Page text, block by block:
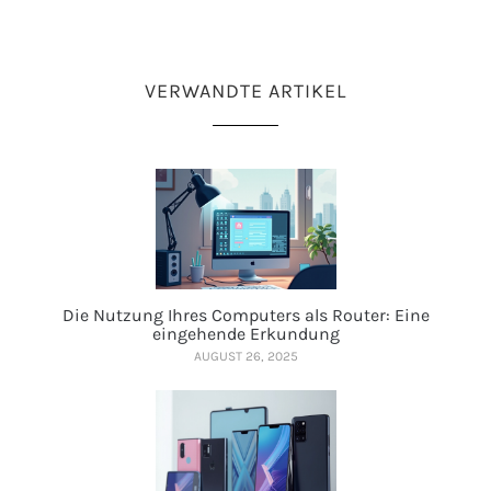
VERWANDTE ARTIKEL
Die Nutzung Ihres Computers als Router: Eine
eingehende Erkundung
AUGUST 26, 2025